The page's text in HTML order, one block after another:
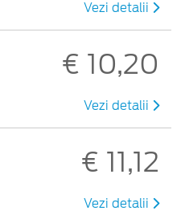
Vezi detalii
€ 10,20
Vezi detalii
€ 11,12
Vezi detalii